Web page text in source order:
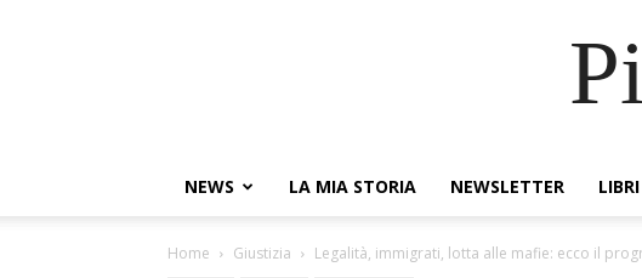
NEWS LA MIA STORIA NEWSLETTER LIBRI
Home Giustizia Legalità, immigrati, lotta alle mafie: ecco il